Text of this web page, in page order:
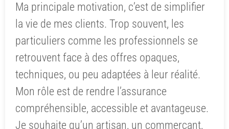
Ma principale motivation, c’est de simplifier
la vie de mes clients. Trop souvent, les
particuliers comme les professionnels se
retrouvent face à des offres opaques,
techniques, ou peu adaptées à leur réalité.
Mon rôle est de rendre l’assurance
compréhensible, accessible et avantageuse.
Je souhaite qu’un artisan, un commerçant,